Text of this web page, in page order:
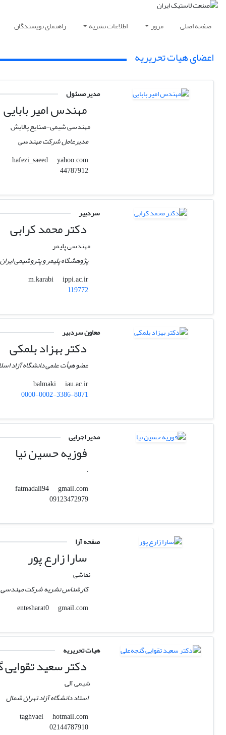
صفحه اصلی مرور اطلاعات نشریه راهنمای نویسندگان
اعضای هیات تحریریه
مدیر مسئول
مهندس امیر بابایی
مهندسی شیمی-صنایع پالایش
مدیرعامل شرکت مهندسی
hafezi_saeed
yahoo.com
44787912
سردبیر
دکتر محمد کرابی
مهندسی پلیمر
پژوهشگاه پلیمر و پتروشیمی ایران
m.karabi
ippi.ac.ir
119772
معاون سردبیر
دکتر بهزاد بلمکی
عضو هیأت علمی دانشگاه آزاد
balmaki
iau.ac.ir
0000-0002-3386-8071
مدیر اجرایی
فوزیه حسین نیا
.
fatmadali94
gmail.com
09123472979
صفحه آرا
سارا زارع پور
نقاشی
کارشناس نشریه شرکت مهندسی
entesharat0
gmail.com
هیات تحریریه
دکتر سعید
شیمی آلی
استاد دانشگاه آزاد تهران شمال
taghvaei
hotmail.com
02144787910